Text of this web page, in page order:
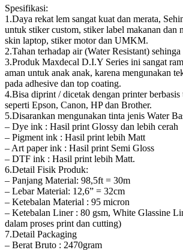
Spesifikasi:
1.Daya rekat lem sangat kuat dan merata,
untuk stiker custom, stiker label makanan dan
skin laptop, stiker motor dan UMKM.
2.Tahan terhadap air (Water Resistant)
3.Produk Maxdecal D.I.Y Series ini sangat
aman untuk anak anak, karena mengunakan
pada adhesive dan top coating.
4.Bisa diprint / dicetak dengan printer berbasis
seperti Epson, Canon, HP dan Brother.
5.Disarankan mengunakan tinta jenis Water
– Dye ink : Hasil print Glossy dan lebih cerah
– Pigment ink : Hasil print lebih Matt
– Art paper ink : Hasil print Semi Gloss
– DTF ink : Hasil print lebih Matt.
6.Detail Fisik Produk:
– Panjang Material: 98,5ft = 30m
– Lebar Material: 12,6” = 32cm
– Ketebalan Material : 95 micron
– Ketebalan Liner : 80 gsm, White Glassine
dalam proses print dan cutting)
7.Detail Packaging
– Berat Bruto : 2470gram